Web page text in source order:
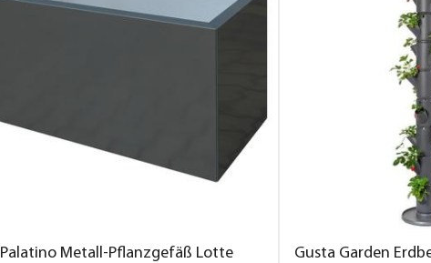
Palatino Metall-Pflanzgefäß Lotte
Gusta Garden